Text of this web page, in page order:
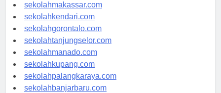
sekolahmakassar.com
sekolahkendari.com
sekolahgorontalo.com
sekolahtanjungselor.com
sekolahmanado.com
sekolahkupang.com
sekolahpalangkaraya.com
sekolahbanjarbaru.com